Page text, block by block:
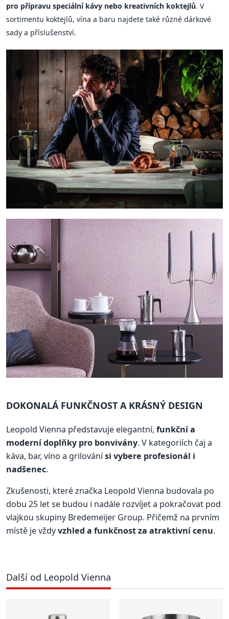
pro přípravu speciální kávy nebo kreativních koktejlů. V
sortimentu koktejlů, vína a baru najdete také různé dárkové
sady a příslušenství.
DOKONALÁ FUNKČNOST A KRÁSNÝ DESIGN
Leopold Vienna představuje elegantní, funkční a
moderní doplňky pro bonvivány. V kategoriích čaj a
káva, bar, víno a grilovánísi vybere profesionál i
nadšenec.
Zkušenosti, které značka Leopold Vienna budovala po
dobu 25 let se budou i nadále rozvíjet a pokračovat pod
vlajkou skupiny Bredemeijer Group. Přičemž na prvním
místě je vždyvzhled a funkčnost za atraktivní cenu.
Další od Leopold Vienna